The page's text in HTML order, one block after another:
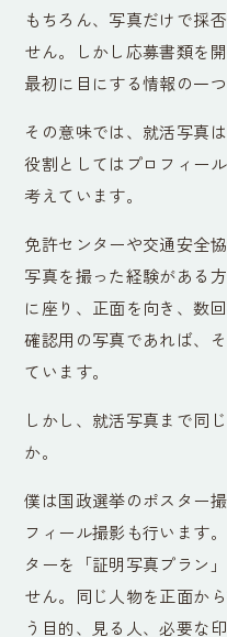
もちろん、写真だけで採
せん。しかし応募書類を
最初に目にする情報の一
その意味では、就活写真
役割としてはプロフィー
考えています。
免許センターや交通安全
写真を撮った経験がある
に座り、正面を向き、数
確認用の写真であれば、
ています。
しかし、就活写真まで同
か。
僕は国政選挙のポスター
フィール撮影も行います
ターを「証明写真プラン
せん。同じ人物を正面か
う目的、見る人、必要な